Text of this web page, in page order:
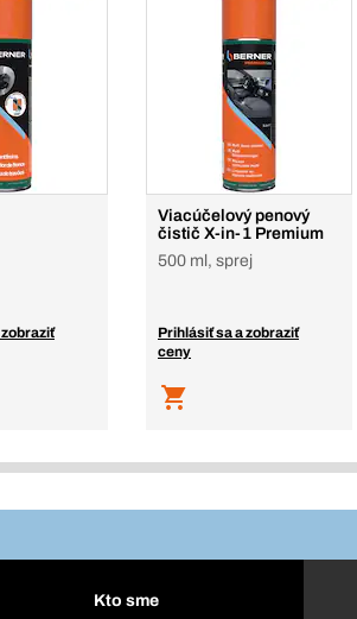
Viacúčelový penový
čistič X-in-1 Premium
500 ml, sprej
Prihlásiť sa a zobraziť
ceny
Kto sme